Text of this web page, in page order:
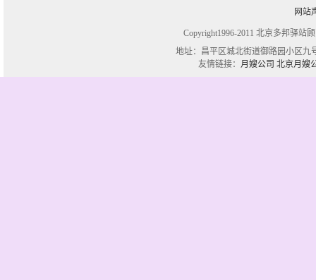
网站
Copyright1996-2011 北京多邦驿站
地址：昌平区城北街道御路园小区九
友情链接： 月嫂公司 北京月嫂